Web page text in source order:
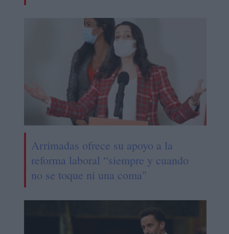
Arrimadas ofrece su apoyo a la
reforma laboral “siempre y cuando
no se toque ni una coma"